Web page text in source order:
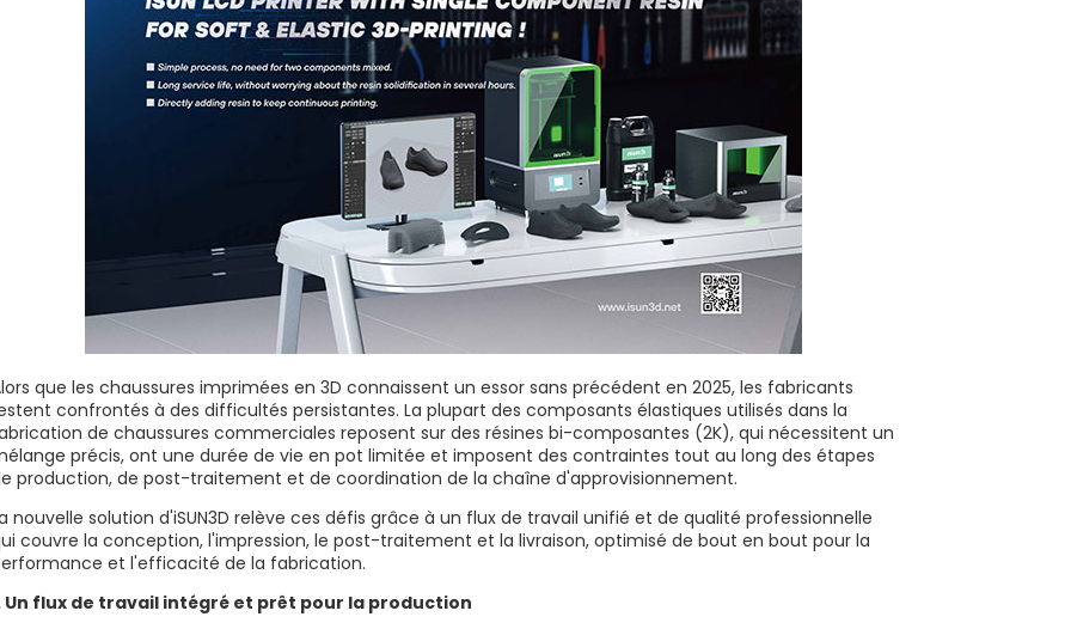
que les chaussures imprimées en 3D connaissent un essor sans précédent en 2025, les fabricants
confrontés à des difficultés persistantes. La plupart des composants élastiques utilisés dans la
de chaussures commerciales reposent sur des résines bi-composantes (2K), qui nécessitent un
précis, ont une durée de vie en pot limitée et imposent des contraintes tout au long des étapes
production, de post-traitement et de coordination de la chaîne d'approvisionnement.
nouvelle solution d'iSUN3D relève ces défis grâce à un flux de travail unifié et de qualité professionnelle
couvre la conception, l'impression, le post-traitement et la livraison, optimisé de bout en bout pour la
et l'efficacité de la fabrication.
Un flux de travail intégré et prêt pour la production